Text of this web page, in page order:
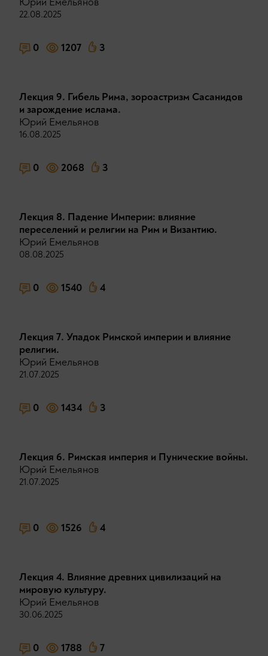
22.08.2025
0 1207 3
Лекция 9. Гибель Рима, зороастризм Сасанидов
и зарождение ислама.
Юрий Емельянов
16.08.2025
0 2068 3
Лекция 8. Падение Империи: влияние
переселений и религии на Рим и Византию.
Юрий Емельянов
08.08.2025
0 1540 4
Лекция 7. Упадок Римской империи и влияние
религии.
Юрий Емельянов
21.07.2025
0 1434 3
Лекция 6. Римская империя и Пунические войны.
Юрий Емельянов
21.07.2025
0 1526 4
Лекция 4. Влияние древних цивилизаций на
мировую культуру.
Юрий Емельянов
30.06.2025
0 1788 7